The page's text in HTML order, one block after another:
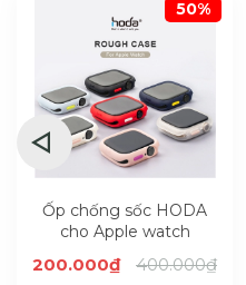
50%
Ốp chống sốc HODA
cho Apple watch
41/45mm (series 7/8/9)
200.000₫ 400.000₫